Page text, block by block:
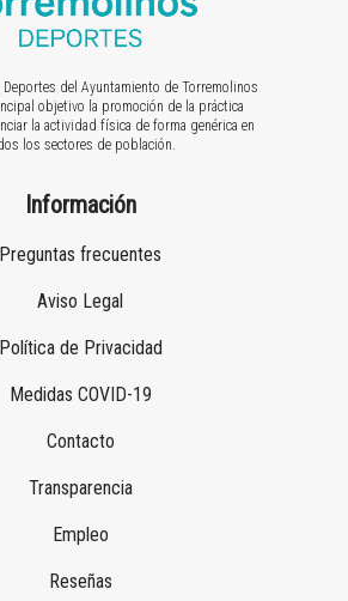
Deportes del Ayuntamiento de Torremolinos
objetivo la promoción de la práctica
la actividad física de forma genérica en
los sectores de población.
Información
Preguntas frecuentes
Aviso Legal
Política de Privacidad
Medidas COVID-19
Contacto
Transparencia
Empleo
Reseñas